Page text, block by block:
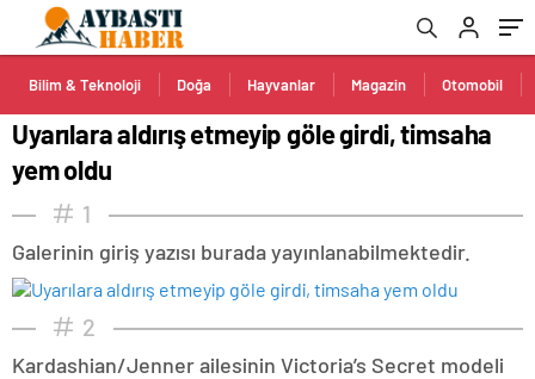
Bilim & Teknoloji Doğa Hayvanlar Magazin Otomobil
Uyarılara aldırış etmeyip göle girdi, timsaha
yem oldu
1
Galerinin giriş yazısı burada yayınlanabilmektedir.
2
Kardashian/Jenner ailesinin Victoria’s Secret modeli